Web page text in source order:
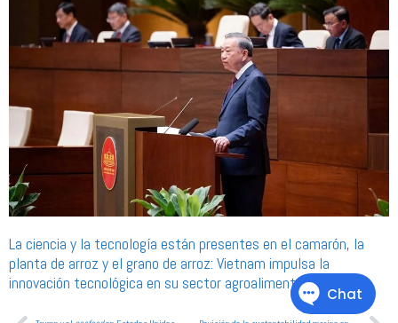
La ciencia y la tecnología están presentes en el camarón, la
innovación tecnológica en su sector agroalimentario
Trump y el seafooden Estados Unidos Skretting